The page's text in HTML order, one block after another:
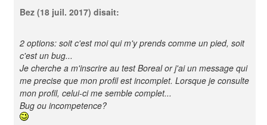
Bez (18 juil. 2017) disait:
2 options: soit c'est moi qui m'y prends comme un pied, soit
c'est un bug...
Je cherche a m'inscrire au test Boreal or j'ai un message qui
me precise que mon profil est incomplet. Lorsque je consulte
mon profil, celui-ci me semble complet...
Bug ou incompetence?